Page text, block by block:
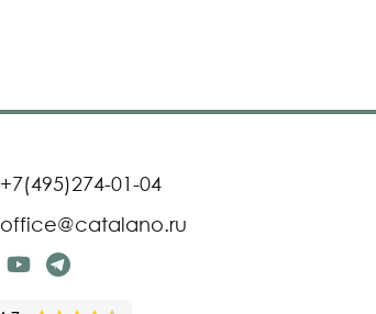
+7(495)274-01-04
office@catalano.ru